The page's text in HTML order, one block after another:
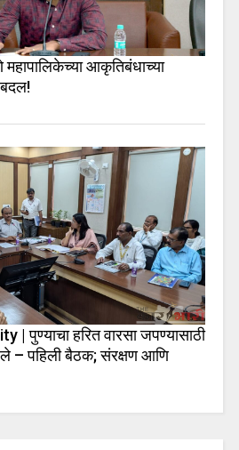
आकृतिबंधाच्या
पुण्याचा हरित वारसा जपण्यासाठी
– पहिली बैठक; संरक्षण आणि